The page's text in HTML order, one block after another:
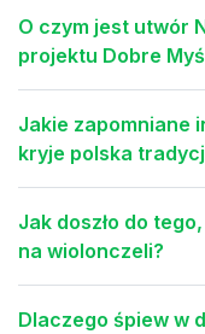
O czym jest utwór
projektu Dobre
Jakie zapomniane
kryje polska
Jak doszło do
na wiolonczeli?
Dlaczego śpiew w